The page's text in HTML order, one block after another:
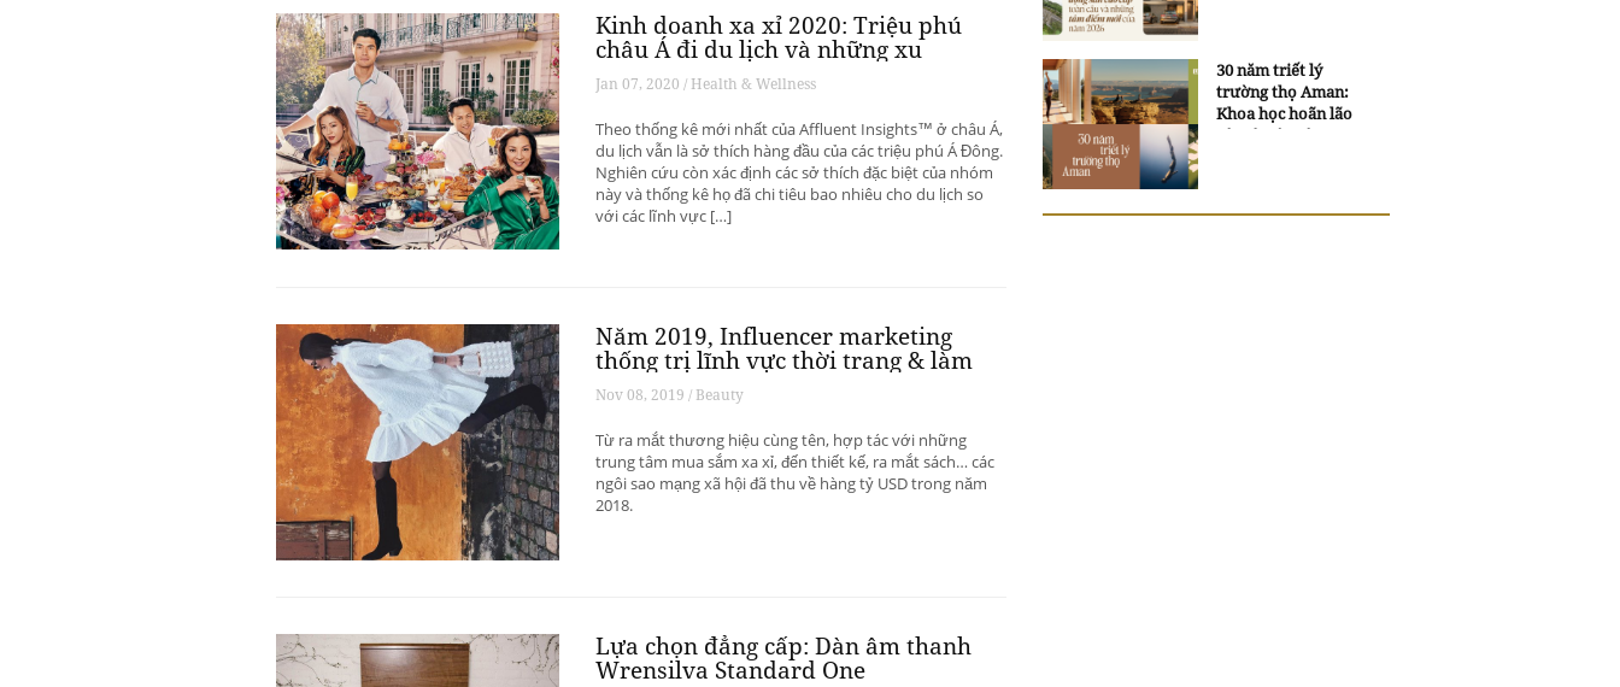
Kinh doanh xa xỉ 2020: Triệu phú
châu Á đi du lịch và những xu
hướng có thể thay đổi ngành du
lịch thượng lưu
Jan 07, 2020 / Health & Wellness
Theo thống kê mới nhất của Affluent Insights™ ở châu Á,
du lịch vẫn là sở thích hàng đầu của các triệu phú Á Đông.
Nghiên cứu còn xác định các sở thích đặc biệt của nhóm
này và thống kê họ đã chi tiêu bao nhiêu cho du lịch so
với các lĩnh vực […]
Năm 2019, Influencer marketing
thống trị lĩnh vực thời trang & làm
đẹp
Nov 08, 2019 / Beauty
Từ ra mắt thương hiệu cùng tên, hợp tác với những
trung tâm mua sắm xa xỉ, đến thiết kế, ra mắt sách… các
ngôi sao mạng xã hội đã thu về hàng tỷ USD trong năm
2018.
Lựa chọn đẳng cấp: Dàn âm thanh
Wrensilva Standard One
30 năm triết lý
trường thọ Aman:
Khoa học hoãn lão
và trí tuệ ngàn xưa